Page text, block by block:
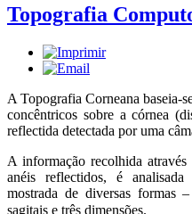
Topografia
A Topografia Corneana baseia-
concêntricos sobre a córnea
reflectida detectada por uma
A informação recolhida
anéis reflectidos, é
mostrada de diversas formas
sagitais e três dimensões.